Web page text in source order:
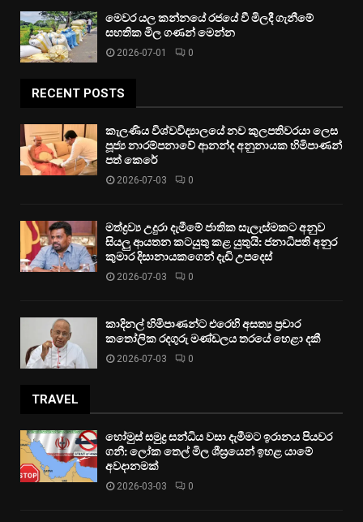
මෙවර යල කන්නයේ රජයේ වී මිලදී ගැනීමේ
සහතික මිල ගණන් මෙන්න
2026-07-01 0
RECENT POSTS
කැලණිය විශ්වවිද්‍යාලයේ නව කුලපතිවරයා ලෙස
පූජ්‍ය නාරම්පනාවේ ආනන්ද අනුනායක හිමිපාණන්
පත් කෙරේ
2026-07-03 0
මත්ද්‍රව්‍ය උදුරා දැමීමේ ජාතික සැලැස්මකට අනුව
සියලු ආයතන කටයුතු කළ යුතුයි: ජනාධිපති අනුර
කුමාර දිසානායකගෙන් දැඩි උපදෙස්
2026-07-03 0
කාදිනල් හිමිපාණන්ට එරෙහි අසත්‍ය ප්‍රචාර
කතෝලික රදගුරු මණ්ඩලය තරයේ හෙළා දකී
2026-07-03 0
TRAVEL
හෝමුස් සමුද්‍ර සන්ධිය වසා දැමීමට ඉරානය පියවර
ගනී: ලෝක තෙල් මිල ශීඝ්‍රයෙන් ඉහළ යාමේ
අවදානමක්
2026-03-03 0